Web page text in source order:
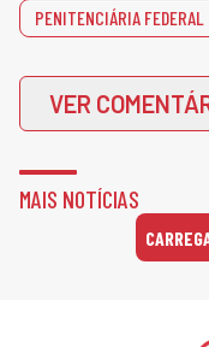
PENITENCIÁRIA FEDERAL
VER
MAIS NOTÍCIAS